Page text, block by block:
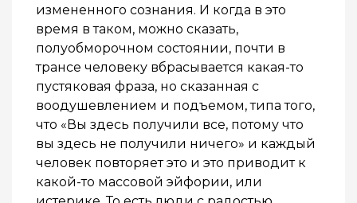
измененного сознания. И когда в это
время в таком, можно сказать,
полуобморочном состоянии, почти в
трансе человеку вбрасывается какая-то
пустяковая фраза, но сказанная с
воодушевлением и подъемом, типа того,
что «Вы здесь получили все, потому что
вы здесь не получили ничего» и каждый
человек повторяет это и это приводит к
какой-то массовой эйфории, или